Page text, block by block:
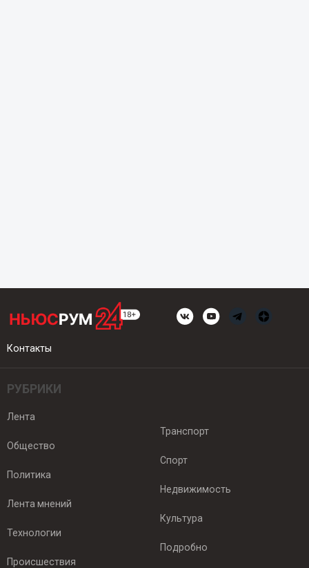
Контакты
РУБРИКИ
Лента
Общество
Политика
Лента мнений
Технологии
Происшествия
Транспорт
Спорт
Недвижимость
Культура
Подробно